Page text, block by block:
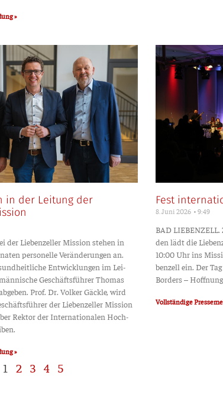
»
in der Leitung der
der Lie­ben­zel­ler Mis­si­on ste­hen in
per­so­nel­le Ver­än­de­run­gen an.
Ent­wick­lun­gen im Lei­
Geschäfts­füh­rer Tho­mas
Prof. Dr. Vol­ker Gäck­le, wird
der Lie­ben­zel­ler Mis­si­on
Rek­tor der Inter­na­tio­na­len Hoch­
»
Fest
8. Juni 2026 9:49
BAD
den lädt die
10:00 Uhr ins
ben­zell ein. Der
Bor­ders –
Voll­stän­di­ge
1 2 3 4 5